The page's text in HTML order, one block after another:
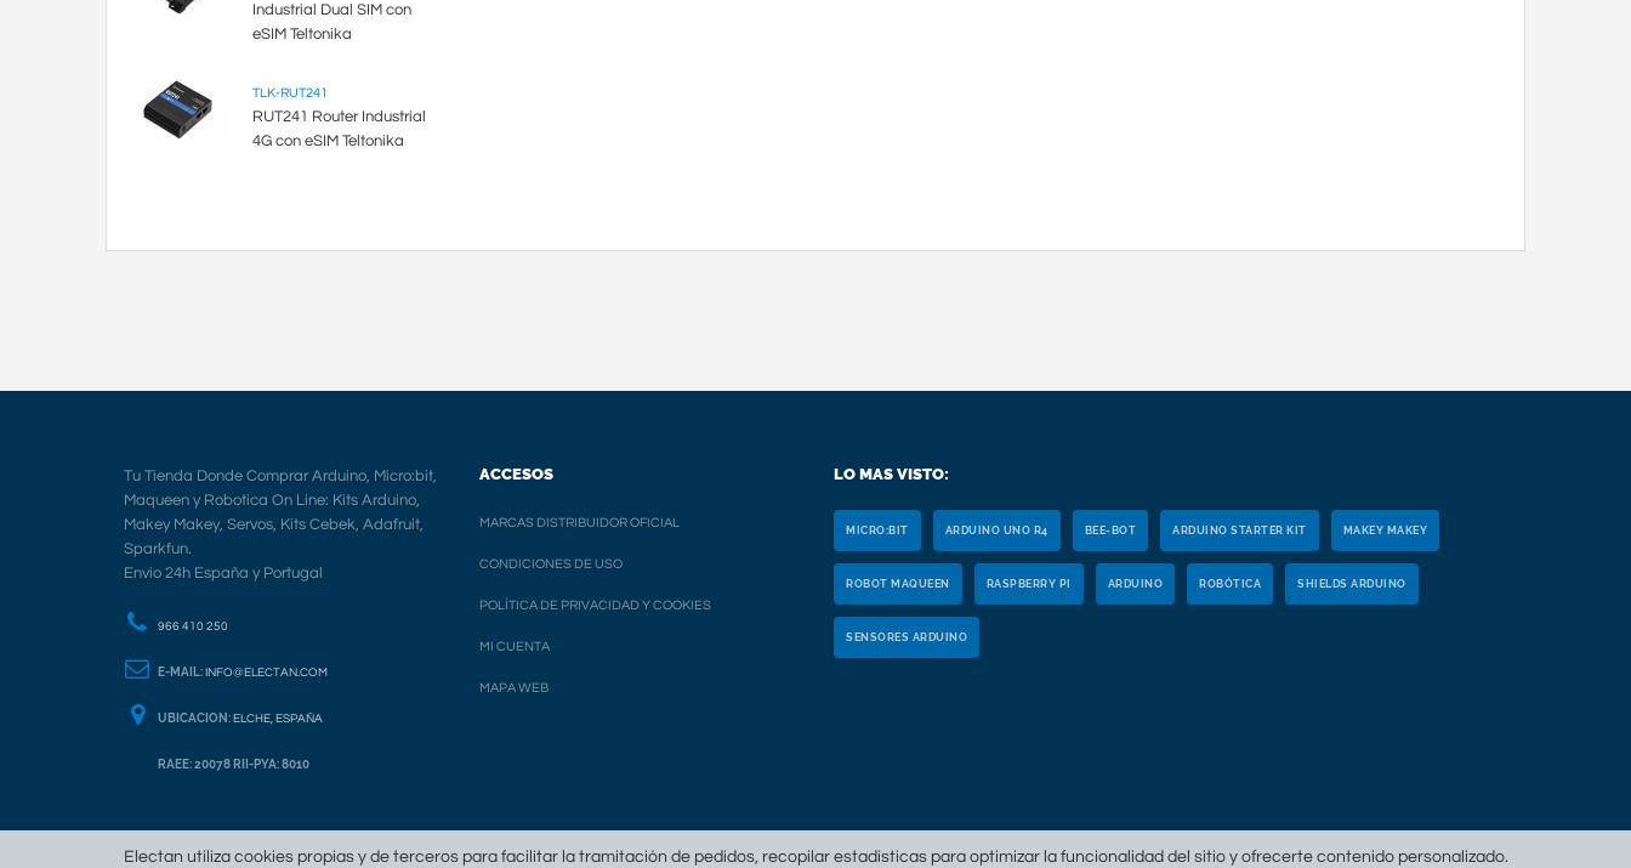
Industrial Dual SIM con
eSIM Teltonika
TLK-RUT241
RUT241 Router Industrial
4G con eSIM Teltonika
Tu Tienda Donde Comprar Arduino, Micro:bit,
Maqueen y Robotica On Line: Kits Arduino,
Makey Makey, Servos, Kits Cebek, Adafruit,
Sparkfun.
Envio 24h España y Portugal
966 410 250
E-MAIL: INFO@ELECTAN.COM
UBICACION: ELCHE, ESPAÑA
RAEE: 20078 RII-PYA: 8010
ACCESOS
MARCAS DISTRIBUIDOR OFICIAL
CONDICIONES DE USO
POLÍTICA DE PRIVACIDAD Y COOKIES
MI CUENTA
MAPA WEB
LO MAS VISTO:
MICRO:BIT ARDUINO UNO R4 BEE-BOT ARDUINO STARTER KIT MAKEY MAKEY
ROBOT MAQUEEN RASPBERRY PI ARDUINO ROBÓTICA SHIELDS ARDUINO
SENSORES ARDUINO
Electan utiliza cookies propias y de terceros para facilitar la tramitación de pedidos, recopilar estadísticas para optimizar la funcionalidad del sitio y ofrecerte contenido personalizado.